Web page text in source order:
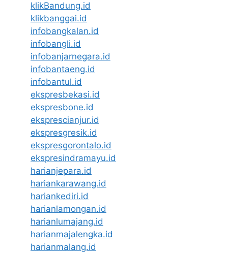
klikBandung.id
klikbanggai.id
infobangkalan.id
infobangli.id
infobanjarnegara.id
infobantaeng.id
infobantul.id
ekspresbekasi.id
ekspresbone.id
eksprescianjur.id
ekspresgresik.id
ekspresgorontalo.id
ekspresindramayu.id
harianjepara.id
hariankarawang.id
hariankediri.id
harianlamongan.id
harianlumajang.id
harianmajalengka.id
harianmalang.id